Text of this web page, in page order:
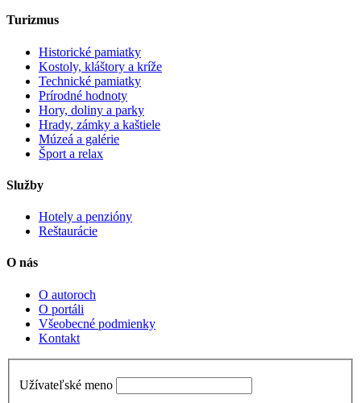
Turizmus
Historické pamiatky
Kostoly, kláštory a kríže
Technické pamiatky
Prírodné hodnoty
Hory, doliny a parky
Hrady, zámky a kaštiele
Múzeá a galérie
Šport a relax
Služby
Hotely a penzióny
Reštaurácie
O nás
O autoroch
O portáli
Všeobecné podmienky
Kontakt
Užívateľské meno